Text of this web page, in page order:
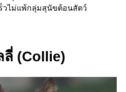
ร็วไม่แพ้กลุ่มสุนัขต้อนสัตว์
(Collie)